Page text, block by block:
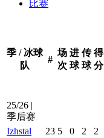
比赛
季 / 冰球
队
#
场
次
进
球
传
球
得
分
25/26 |
季后赛
Izhstal
23 5 0 2 2